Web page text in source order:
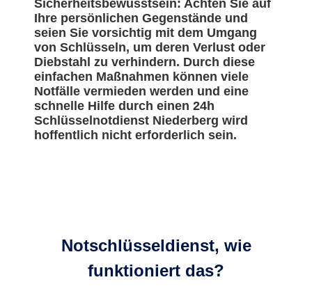
Sicherheitsbewusstsein: Achten Sie auf
Ihre persönlichen Gegenstände und
seien Sie vorsichtig mit dem Umgang
von Schlüsseln, um deren Verlust oder
Diebstahl zu verhindern. Durch diese
einfachen Maßnahmen können viele
Notfälle vermieden werden und eine
schnelle Hilfe durch einen 24h
Schlüsselnotdienst Niederberg wird
hoffentlich nicht erforderlich sein.
Notschlüsseldienst, wie
funktioniert das?